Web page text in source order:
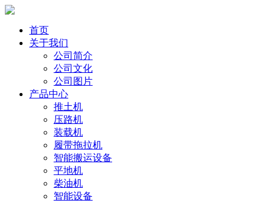
首页
关于我们
公司简介
公司文化
公司图片
产品中心
推土机
压路机
装载机
履带拖拉机
智能搬运设备
平地机
柴油机
智能设备